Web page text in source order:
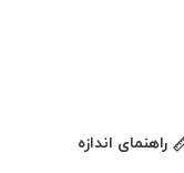
راهنمای اندازه